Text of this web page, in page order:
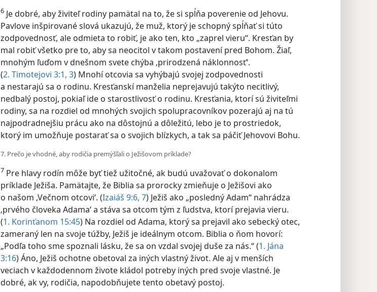
6 Je dobré, aby živiteľ rodiny pamätal na to, že si spĺňa poverenie od Jehovu.
Pavlove inšpirované slová ukazujú, že muž, ktorý je schopný spĺňať si túto
zodpovednosť, ale odmieta to robiť, je ako ten, kto „zaprel vieru“. Kresťan by
mal robiť všetko pre to, aby sa neocitol v takom postavení pred Bohom. Žiaľ,
mnohým ľuďom v dnešnom svete chýba ‚prirodzená náklonnosť‘.
(2. Timotejovi 3:1, 3) Mnohí otcovia sa vyhýbajú svojej zodpovednosti
a nestarajú sa o rodinu. Kresťanskí manželia neprejavujú takýto necitlivý,
nedbalý postoj, pokiaľ ide o starostlivosť o rodinu. Kresťania, ktorí sú živiteľmi
rodiny, sa na rozdiel od mnohých svojich spolupracovníkov pozerajú aj na tú
najpodradnejšiu prácu ako na dôstojnú a dôležitú, lebo je to prostriedok,
ktorý im umožňuje postarať sa o svojich blízkych, a tak sa páčiť Jehovovi Bohu.
7. Prečo je vhodné, aby rodičia premýšľali o Ježišovom príklade?
7 Pre hlavy rodín môže byť tiež užitočné, ak budú uvažovať o dokonalom
príklade Ježiša. Pamätajte, že Biblia sa prorocky zmieňuje o Ježišovi ako
o našom ‚Večnom otcovi‘. (Izaiáš 9:6, 7) Ježiš ako „posledný Adam“ nahrádza
‚prvého človeka Adama‘ a stáva sa otcom tým z ľudstva, ktorí prejavia vieru.
(1. Korinťanom 15:45) Na rozdiel od Adama, ktorý sa prejavil ako sebecký otec,
zameraný len na svoje túžby, Ježiš je ideálnym otcom. Biblia o ňom hovorí:
„Podľa toho sme spoznali lásku, že sa on vzdal svojej duše za nás.“ ​(1. Jána
3:16) Áno, Ježiš ochotne obetoval za iných vlastný život. Ale aj v menších
veciach v každodennom živote kládol potreby iných pred svoje vlastné. Je
dobré, ak vy, rodičia, napodobňujete tento obetavý postoj.